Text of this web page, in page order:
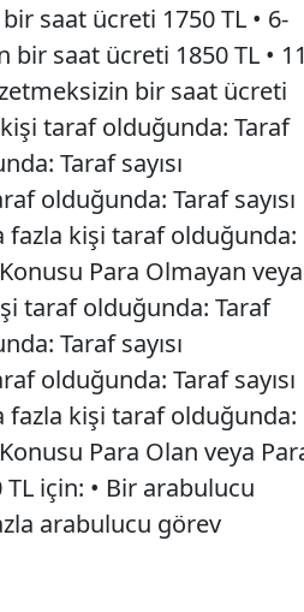
saat ücreti 1750 TL • 6-
bir saat ücreti 1850 TL •
bir saat ücreti
kişi taraf olduğunda: Taraf
Taraf sayısı
olduğunda: Taraf sayısı
fazla kişi taraf olduğunda:
Para Olmayan veya
taraf olduğunda: Taraf
Taraf sayısı
olduğunda: Taraf sayısı
fazla kişi taraf olduğunda:
Para Olan veya
için: • Bir arabulucu
arabulucu görev